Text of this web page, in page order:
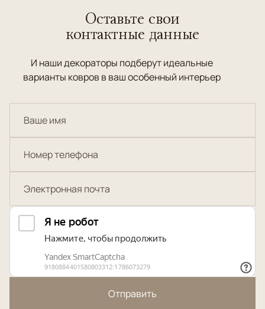
Оставьте свои
контактные данные
И наши декораторы подберут идеальные
варианты ковров в ваш особенный интерьер
Отправить